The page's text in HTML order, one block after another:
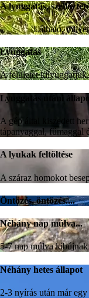
A lyuggatás,
Látható,
Lyuggatás
A felületet kilyuggatjuk.
Lyuggatás utáni állapot
A gép által kiszedett
tápanyaggal, fűmaggal
A lyukak feltöltése
A száraz homokot
Öntözés, öntözés....
Néhány nap múlva...
5-7 nap múlva
Néhány hetes állapot
2-3 nyírás után már